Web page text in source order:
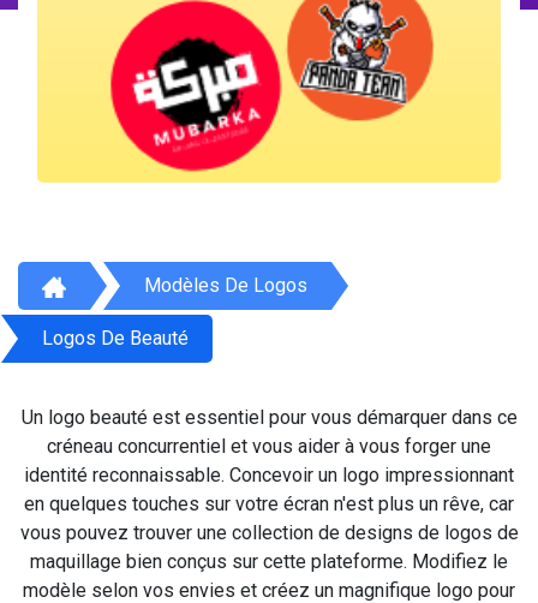
Modèles De Logos
Logos De Beauté
Un logo beauté est essentiel pour vous démarquer dans ce
créneau concurrentiel et vous aider à vous forger une
identité reconnaissable. Concevoir un logo impressionnant
en quelques touches sur votre écran n'est plus un rêve, car
vous pouvez trouver une collection de designs de logos de
maquillage bien conçus sur cette plateforme. Modifiez le
modèle selon vos envies et créez un magnifique logo pour